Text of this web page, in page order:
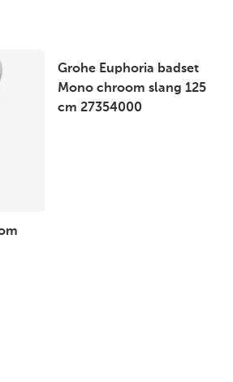
Grohe Euphoria badset
Mono chroom slang 125
cm 27354000